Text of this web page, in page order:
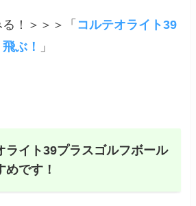
！＞＞＞「 コルテオライト39
ぶ！
」
ライト39プラスゴルフボール
めです！